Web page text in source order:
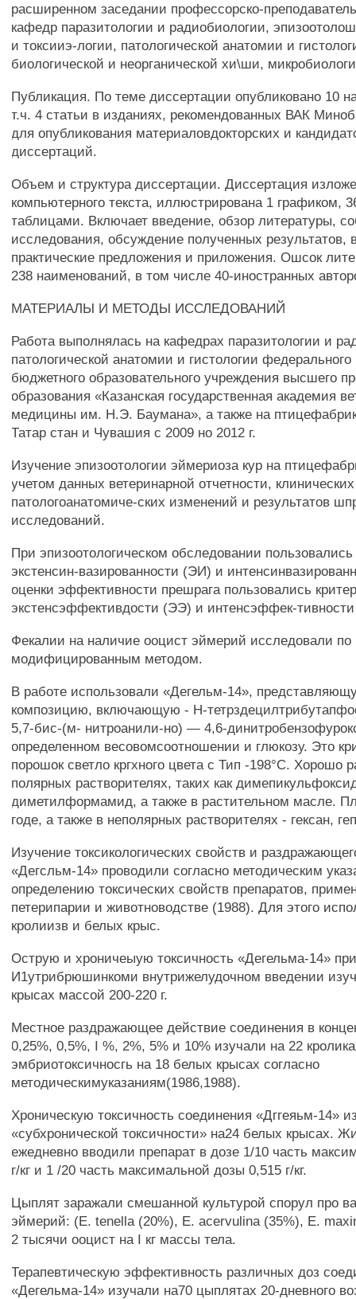
расширенном заседании профессорско-
кафедр паразитологии и радиобиологии,
и токсииэ-логии, патологической анатомии и
биологической и неорганической хи\ши,
Публикация. По теме диссертации опубликовано 10
т.ч. 4 статьи в изданиях, рекомендованных ВАК
для опубликования материаловдокторских и
диссертаций.
Объем и структура диссертации. Диссертация
компьютерного текста, иллюстрирована 1 графиком,
таблицами. Включает введение, обзор литературы,
исследования, обсуждение полученных результатов,
практические предложения и приложения. Ошсок
238 наименований, в том числе 40-иностранных
МАТЕРИАЛЫ И МЕТОДЫ ИССЛЕДОВАНИЙ
Работа выполнялась на кафедрах паразитологии и
патологической анатомии и гистологии федерального
бюджетного образовательного учреждения высшего
образования «Казанская государственная академия
медицины им. Н.Э. Баумана», а также на
Татар стан и Чувашия с 2009 но 2012 г.
Изучение эпизоотологии эймериоза кур на
учетом данных ветеринарной отчетности,
патологоанатомиче-ских изменений и результатов
исследований.
При эпизоотологическом обследовании
экстенсин-вазированности (ЭИ) и
оценки эффективности прешрага пользовались
экстенсэффективдости (ЭЭ) и интенсэффек-
Фекалии на наличие ооцист эймерий исследовали
модифицированным методом.
В работе использовали «Дегельм-14»,
композицию, включающую - Н-
5,7-бис-(м- нитроанили-но) — 4,6-
определенном весовомсоотношении и глюкозу. Это
порошок светло кргхного цвета с Тип -198°С. Хорошо
полярных растворителях, таких как
диметилформамид, а также в растительном масле.
годе, а также в неполярных растворителях - гексан,
Изучение токсикологических свойств и
«Дегсльм-14» проводили согласно методическим
определению токсических свойств препаратов,
петерипарии и животноводстве (1988). Для этого
кролиизв и белых крыс.
Острую и хроничеыую токсичность «Дегельма-14»
И1утрибрюшинкоми внутрижелудочном введении
крысах массой 200-220 г.
Местное раздражающее действие соединения в
0,25%, 0,5%, I %, 2%, 5% и 10% изучали на 22
эмбриотоксичносгь на 18 белых крысах согласно
методическимуказаниям(1986,1988).
Хроническую токсичность соединения «Дггеяьм-14»
«субхронической токсичности» на24 белых крысах.
ежедневно вводили препарат в дозе 1/10 часть
г/кг и 1 /20 часть максимальной дозы 0,515 г/кг.
Цыплят заражали смешанной культурой спорул про
эймерий: (Е. tenella (20%), Е. acervulina (35%), Е.
2 тысячи ооцист на I кг массы тела.
Терапевтическую эффективность различных доз
«Дегельма-14» изучали на70 цыплятах 20-дневного